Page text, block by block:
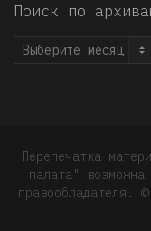
Поиск по
Поиск
Перепечатка
палата" возможна
правообладателя.